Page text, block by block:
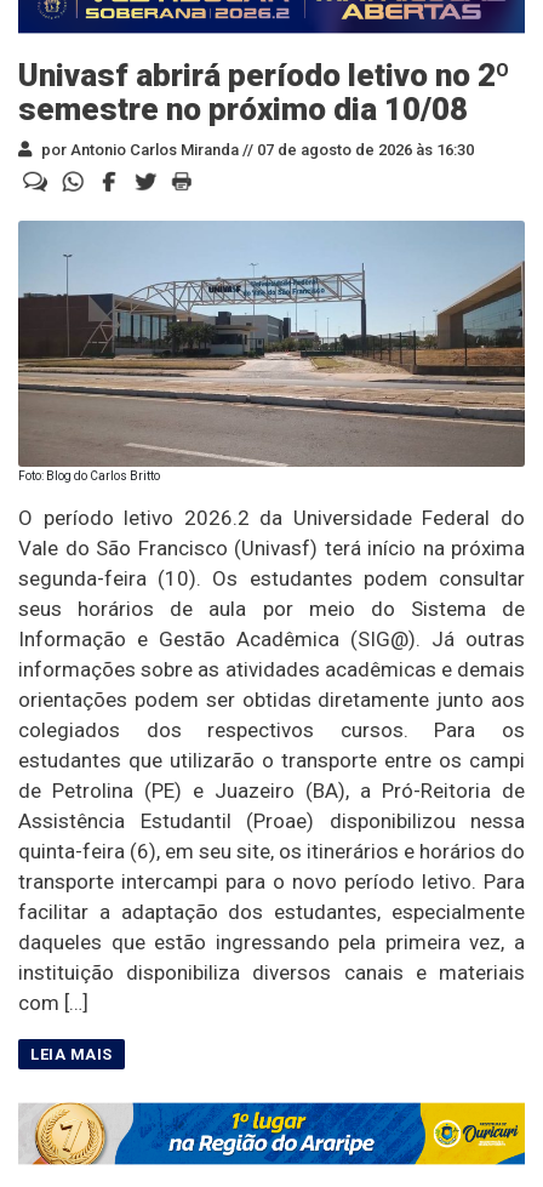
Univasf abrirá período letivo no 2º
semestre no próximo dia 10/08
por Antonio Carlos Miranda // 07 de agosto de 2026 às 16:30
Foto: Blog do Carlos Britto
O período letivo 2026.2 da Universidade Federal do
Vale do São Francisco (Univasf) terá início na próxima
segunda-feira (10). Os estudantes podem consultar
seus horários de aula por meio do Sistema de
Informação e Gestão Acadêmica (SIG@). Já outras
informações sobre as atividades acadêmicas e demais
orientações podem ser obtidas diretamente junto aos
colegiados dos respectivos cursos. Para os
estudantes que utilizarão o transporte entre os campi
de Petrolina (PE) e Juazeiro (BA), a Pró-Reitoria de
Assistência Estudantil (Proae) disponibilizou nessa
quinta-feira (6), em seu site, os itinerários e horários do
transporte intercampi para o novo período letivo. Para
facilitar a adaptação dos estudantes, especialmente
daqueles que estão ingressando pela primeira vez, a
instituição disponibiliza diversos canais e materiais
com […]